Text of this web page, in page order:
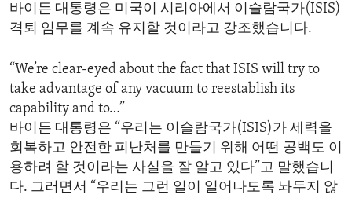
바이든 대통령은 미국이 시리아에서 이슬람국가(ISIS)
격퇴 임무를 계속 유지할 것이라고 강조했습니다.
“We’re clear-eyed about the fact that ISIS will try to
take advantage of any vacuum to reestablish its
capability and to…”
바이든 대통령은 “우리는 이슬람국가(ISIS)가 세력을
회복하고 안전한 피난처를 만들기 위해 어떤 공백도 이
용하려 할 것이라는 사실을 잘 알고 있다”고 말했습니
다. 그러면서 “우리는 그런 일이 일어나도록 놔두지 않